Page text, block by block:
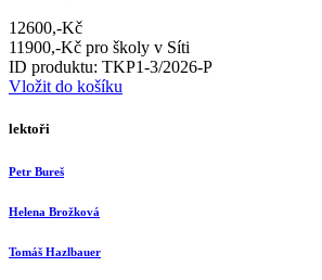
12600,-Kč
11900,-Kč pro školy v Síti
ID produktu: TKP1-3/2026-P
Vložit do košíku
lektoři
Petr Bureš
Helena Brožková
Tomáš Hazlbauer